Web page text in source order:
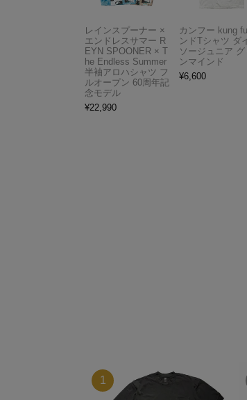
レインスプーナー ×
エンドレスサマー R
EYN SPOONER × T
he Endless Summer
半袖アロハシャツ フ
ルオープン 60周年記
念モデル
¥22,990
カンフー kung
ンドTシャツ ダ
ソージュニア グ
ンマインド
¥6,600